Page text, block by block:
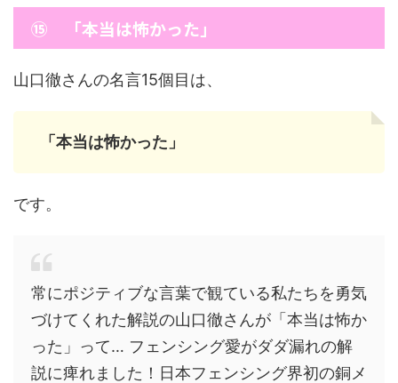
⑮ 「本当は怖かった」
山口徹さんの名言15個目は、
「本当は怖かった」
です。
常にポジティブな言葉で観ている私たちを勇気
づけてくれた解説の山口徹さんが「本当は怖か
った」って… フェンシング愛がダダ漏れの解
説に痺れました！日本フェンシング界初の銅メ